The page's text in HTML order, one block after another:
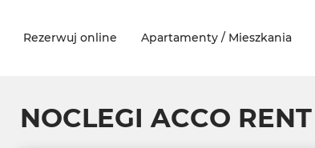
Rezerwuj online Apartamenty / Mieszkania
NOCLEGI ACCO RENT